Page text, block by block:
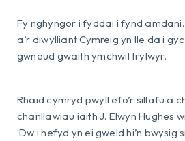
Fy nghyngor i fyddai i fynd
a’r diwylliant Cymreig yn lle da i
gwneud gwaith ymchwil trylwyr.
Rhaid cymryd pwyll efo’r sillafu a
chanllawiau iaith J. Elwyn Hughes
Dw i hefyd yn ei gweld hi’n